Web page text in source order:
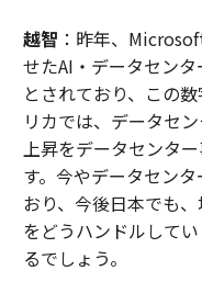
越智 ：昨年、
せたAI・データセン
とされており、この
リカでは、データセ
上昇をデータセンタ
す。今やデータセン
おり、今後日本でも
をどうハンドルして
るでしょう。